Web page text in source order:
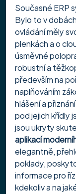
Současné ERP
Bylo to v
ovládání měly
plenkách a o
úsměvné
robustní a
především na
naplňováním
hlášení a
pod jejich křídly
jsou ukryty
aplikací
elegantně,
poklady,
informace pro
kdekoliv a na